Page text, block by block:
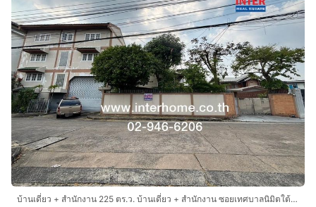
บ้านเดี่ยว + สำนักงาน 225 ตร.ว. บ้านเดี่ยว + สำนักงาน ซอยเทศบาลนิมิตใต้ ซอย1 ถนนเทศบาลสงเคราะห์ ถนนเทศบาลนิมิตใต้ เขตจตุจักร กรุงเทพ